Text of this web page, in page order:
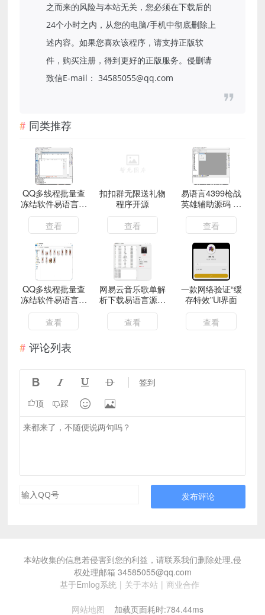
之而来的风险与本站无关，您必须在下载后的
24个小时之内，从您的电脑/手机中彻底删除上
述内容。如果您喜欢该程序，请支持正版软
件，购买注册，得到更好的正版服务。侵删请
致信E-mail： 34585055@qq.com
同类推荐
QQ多线程批量查
冻结软件易语言源
码 附成品
查看
扣扣群无限送礼物
程序开源
查看
易语言4399枪战
英雄辅助源码 模
块大家自备
查看
QQ多线程批量查
冻结软件易语言源
码 附成品
查看
网易云音乐歌单解
析下载易语言源码
附成品
查看
一款网络验证“缓
存特效”Ui界面
查看
评论列表
    签到
顶 踩  
发布评论
本站收集的信息若侵害到您的利益，请联系我们删除处理,侵
权处理邮箱 34585055@qq.com
基于Emlog系统 | 关于本站 | 商业合作
网站地图 加载页面耗时:784.44ms